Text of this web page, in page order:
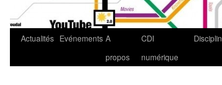
Actualités Evénements A
propos
CDI
numérique